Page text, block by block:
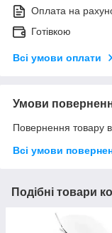
Оплата на
Готівкою
Всі умови оплати
Умови
Повернення товару
Всі умови
Подібні товари